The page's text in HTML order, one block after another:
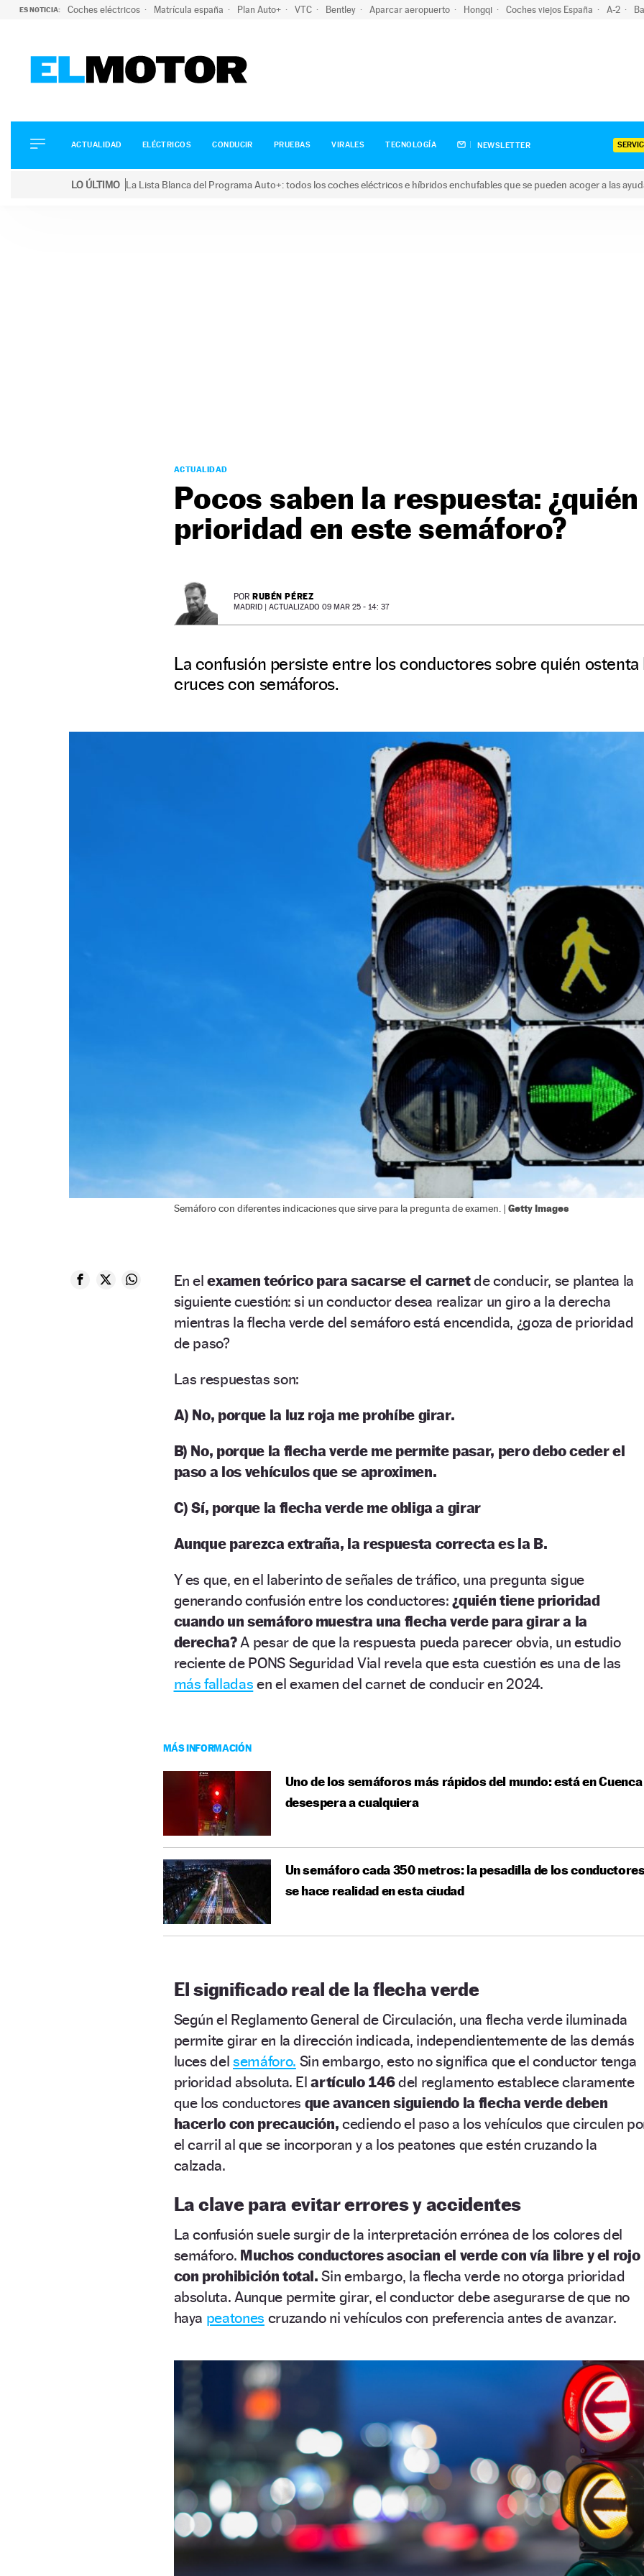
ES NOTICIA: Coches eléctricos Matrícula españa Plan Auto+ VTC Bentley Aparcar aeropuerto Hongqi Coches viejos España A-2
ELÉCTRICOS
CONDUCIR
ACTUALIDAD ELÉCTRICOS CONDUCIR PRUEBAS VIRALES TECNOLOGÍA NEWSLETTER
LO ÚLTIMO La Lista Blanca del Programa Auto+: todos los coches eléctricos e híbridos enchufables que se pueden acoger a las
ACTUALIDAD
Pocos saben la respuesta:
prioridad en este semáforo?
POR RUBÉN PÉREZ
MADRID | ACTUALIZADO 09 MAR 25 - 14: 37
La confusión persiste entre los conductores sobre quién
cruces con semáforos.
Semáforo con diferentes indicaciones que sirve para la pregunta de examen. | Getty Images
En elexamen teórico para sacarse el carnetde conducir, se plantea la
siguiente cuestión: si un conductor desea realizar un giro a la derecha
mientras la flecha verde del semáforo está encendida, ¿goza de prioridad
de paso?
Las respuestas son:
A) No, porque la luz roja me prohíbe girar.
B) No, porque la flecha verde me permite pasar, pero debo ceder el
paso a los vehículos que se aproximen.
C) Sí, porque la flecha verde me obliga a girar
Aunque parezca extraña, la respuesta correcta es la B.
Y es que, en el laberinto de señales de tráfico, una pregunta sigue
generando confusión entre los conductores:¿quién tiene prioridad
cuando un semáforo muestra una flecha verde para girar a la
derecha?A pesar de que la respuesta pueda parecer obvia, un estudio
reciente de PONS Seguridad Vial revela que esta cuestión es una de las
más falladas en el examen del carnet de conducir en 2024.
MÁS INFORMACIÓN
Uno de los semáforos más rápidos del mundo: está en Cuenca
desespera a cualquiera
Un semáforo cada 350 metros: la pesadilla de los
se hace realidad en esta ciudad
El significado real de la flecha verde
Según el Reglamento General de Circulación, una flecha verde iluminada
permite girar en la dirección indicada, independientemente de las demás
luces delsemáforo. Sin embargo, esto no significa que el conductor tenga
prioridad absoluta. Elartículo 146del reglamento establece claramente
que los conductores que avancen siguiendo la flecha verde deben
hacerlo con precaución, cediendo el paso a los vehículos que circulen
el carril al que se incorporan y a los peatones que estén cruzando la
calzada.
La clave para evitar errores y accidentes
La confusión suele surgir de la interpretación errónea de los colores del
semáforo. Muchos conductores asocian el verde con vía libre y el rojo
con prohibición total. Sin embargo, la flecha verde no otorga prioridad
absoluta. Aunque permite girar, el conductor debe asegurarse de que no
haya peatones cruzando ni vehículos con preferencia antes de avanzar.